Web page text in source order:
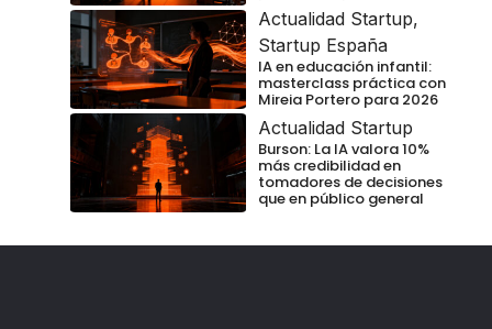
Actualidad Startup,
Startup España
IA en educación infantil:
masterclass práctica con
Mireia Portero para 2026
Actualidad Startup
Burson: La IA valora 10%
más credibilidad en
tomadores de decisiones
que en público general